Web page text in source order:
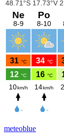
meteoblue